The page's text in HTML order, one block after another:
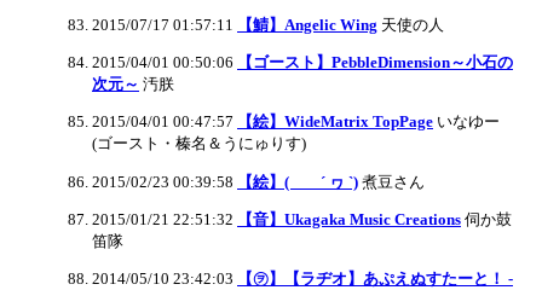
2015/07/17 01:57:11 【鯖】Angelic Wing 天使の人
2015/04/01 00:50:06
【ゴースト】PebbleDimension～小石の
次元～ 汚朕
2015/04/01 00:47:57 【絵】WideMatrix TopPage いなゆー
(ゴースト・榛名＆うにゅりす)
2015/02/23 00:39:58 【絵】( ´ ヮ `) 煮豆さん
2015/01/21 22:51:32 【音】Ukagaka Music Creations 伺か鼓
笛隊
2014/05/10 23:42:03
【㋾】【ラヂオ】あぷえぬすたーと！ -